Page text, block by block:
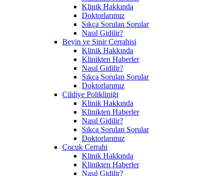
Klinik Hakkında
Doktorlarımız
Sıkça Sorulan Sorular
Nasıl Gidilir?
Beyin ve Sinir Cerrahisi
Klinik Hakkında
Klinikten Haberler
Nasıl Gidilir?
Sıkça Sorulan Sorular
Doktorlarımız
Cildiye Polikliniği
Klinik Hakkında
Klinikten Haberler
Nasıl Gidilir?
Sıkça Sorulan Sorular
Doktorlarımız
Çocuk Cerrahi
Klinik Hakkında
Klinikten Haberler
Nasıl Gidilir?